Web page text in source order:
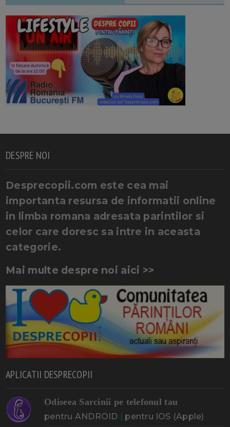
DESPRE NOI
Desprecopii.com este cea mai
importanta resursa de informatii online
in limba romana adresata parintilor si
celor care doresc sa intre in aceasta
categorie.
Mai multe despre noi aici >>
APLICATII DESPRECOPII
Odiseea Sarcinii pe telefonul tau
pentru ANDROID | pentru IOS (Apple)